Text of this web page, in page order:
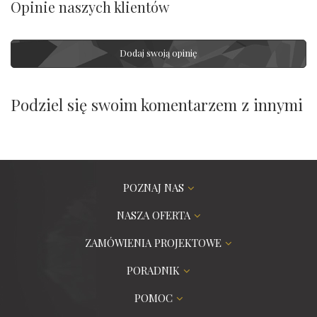
Opinie naszych klientów
Dodaj swoją opinię
Podziel się swoim komentarzem z innymi
POZNAJ NAS
NASZA OFERTA
ZAMÓWIENIA PROJEKTOWE
PORADNIK
POMOC